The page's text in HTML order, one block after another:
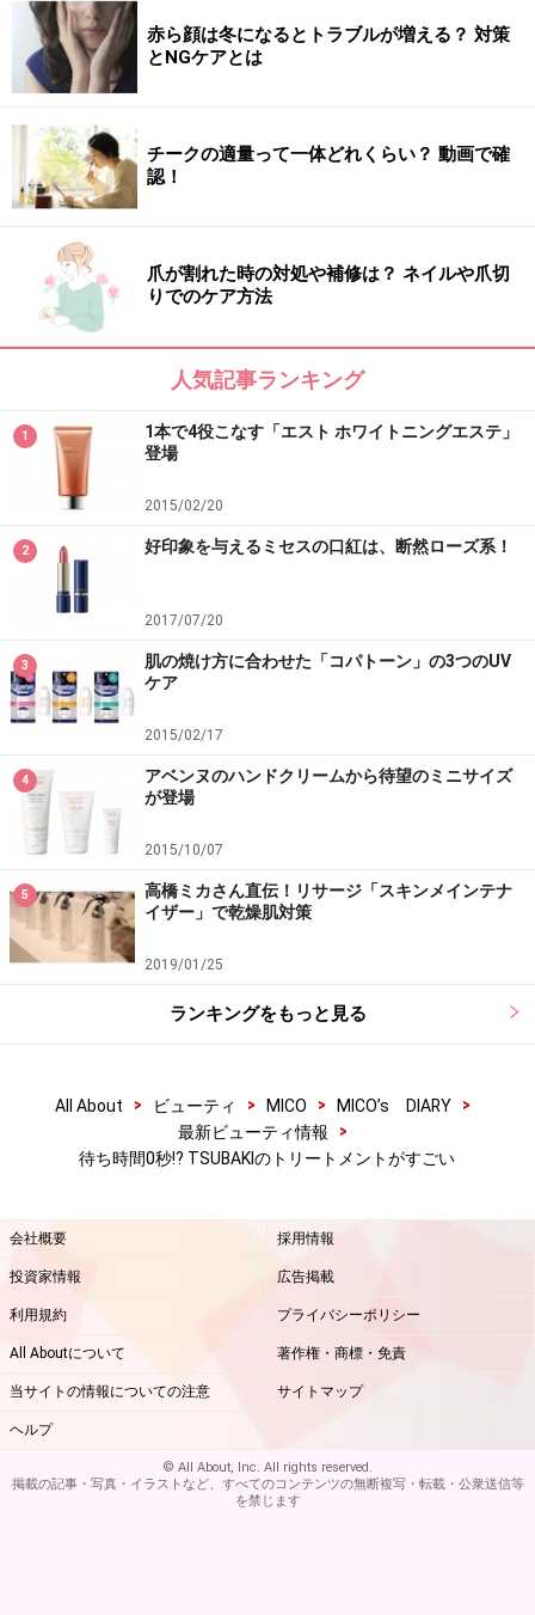
赤ら顔は冬になるとトラブルが増える？ 対策
とNGケアとは
チークの適量って一体どれくらい？ 動画で確
認！
爪が割れた時の対処や補修は？ ネイルや爪切
りでのケア方法
人気記事ランキング
1
1本で4役こなす「エスト ホワイトニングエステ」
登場
2015/02/20
2 好印象を与えるミセスの口紅は、断然ローズ系！
2017/07/20
3
肌の焼け方に合わせた「コパトーン」の3つのUV
ケア
2015/02/17
4
アベンヌのハンドクリームから待望のミニサイズ
が登場
2015/10/07
5
高橋ミカさん直伝！リサージ「スキンメインテナ
イザー」で乾燥肌対策
2019/01/25
ランキングをもっと見る
All About > ビューティ > MICO > MICO’s DIARY
>
最新ビューティ情報
>
待ち時間0秒!? TSUBAKIのトリートメントがすごい
会社概要 採用情報
投資家情報 広告掲載
利用規約 プライバシーポリシー
All Aboutについて 著作権・商標・免責
当サイトの情報についての注意 サイトマップ
ヘルプ
© All About, Inc. All rights reserved.
掲載の記事・写真・イラストなど、すべてのコンテンツの無断複写・転載・公衆送信等
を禁じます